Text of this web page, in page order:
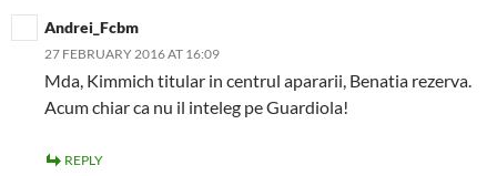
Andrei_Fcbm
27 FEBRUARY 2016 AT 16:09
Mda, Kimmich titular in centrul apararii, Benatia rezerva.
Acum chiar ca nu il inteleg pe Guardiola!
REPLY